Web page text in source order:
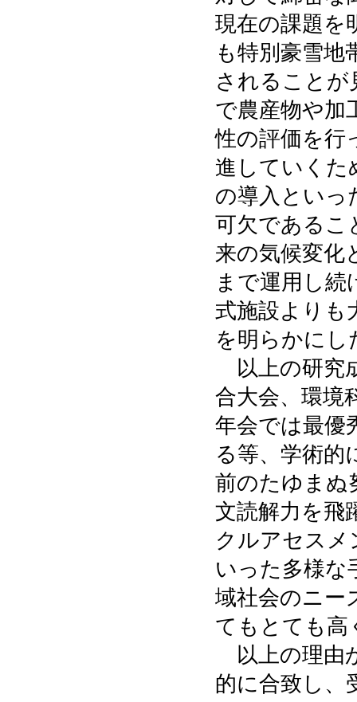
現在の課題を
も特別豪雪地
されることが
で農産物や加
性の評価を行
進していくた
の導入といっ
可欠であるこ
来の気候変化
まで運用し続
式施設よりも
を明らかにし
以上の研究
合大会、環境
年会では最優
る等、学術的
前のたゆまぬ
文読解力を飛
クルアセスメ
いった多様な
域社会のニー
てもとても高
以上の理由
的に合致し、